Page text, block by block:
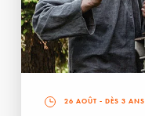
26 AOÛT - DÈS 3 ANS